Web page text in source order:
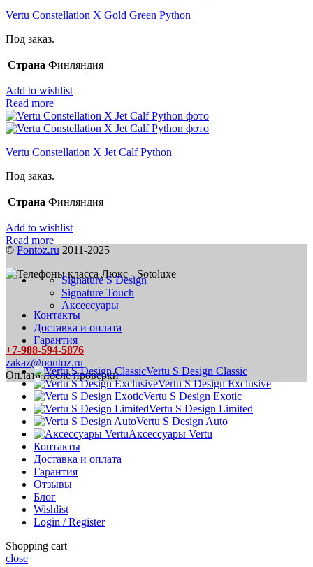
Vertu Constellation X Gold Green Python
Под заказ.
Страна Финляндия
Add to wishlist
Read more
Vertu Constellation X Jet Calf Python
Под заказ.
Страна Финляндия
Add to wishlist
Read more
© Pontoz.ru 2011-2025
Signature S Design
Signature Touch
Аксессуары
Контакты
Доставка и оплата
Гарантия
+7-988-594-5876
zakaz@pontoz.ru
Оплата после проверки
Vertu S Design Classic
Vertu S Design Exclusive
Vertu S Design Exotic
Vertu S Design Limited
Vertu S Design Auto
Аксессуары Vertu
Контакты
Доставка и оплата
Гарантия
Отзывы
Блог
Wishlist
Login / Register
Shopping cart
close